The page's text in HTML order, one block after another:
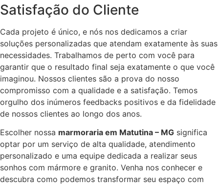
Satisfação do Cliente
Cada projeto é único, e nós nos dedicamos a criar
soluções personalizadas que atendam exatamente às suas
necessidades. Trabalhamos de perto com você para
garantir que o resultado final seja exatamente o que você
imaginou. Nossos clientes são a prova do nosso
compromisso com a qualidade e a satisfação. Temos
orgulho dos inúmeros feedbacks positivos e da fidelidade
de nossos clientes ao longo dos anos.
Escolher nossa marmoraria em Matutina – MG significa
optar por um serviço de alta qualidade, atendimento
personalizado e uma equipe dedicada a realizar seus
sonhos com mármore e granito. Venha nos conhecer e
descubra como podemos transformar seu espaço com